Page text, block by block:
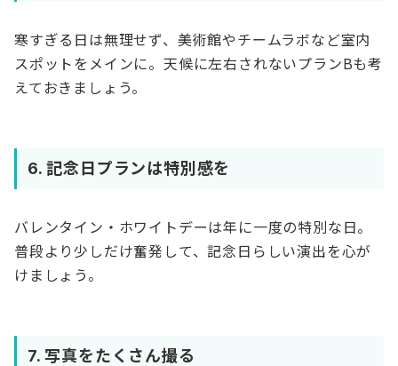
寒すぎる日は無理せず、美術館やチームラボなど室内
スポットをメインに。天候に左右されないプランBも考
えておきましょう。
6. 記念日プランは特別感を
バレンタイン・ホワイトデーは年に一度の特別な日。
普段より少しだけ奮発して、記念日らしい演出を心が
けましょう。
7. 写真をたくさん撮る